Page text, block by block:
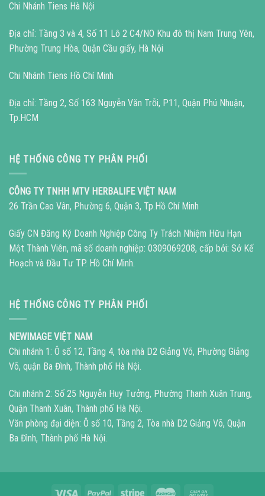
Chi Nhánh Tiens Hà Nội
Địa chỉ: Tầng 3 và 4, Số 11 Lô 2 C4/NO Khu đô thị Nam Trung Yên,
Phường Trung Hòa, Quận Cầu giấy, Hà Nội
Chi Nhánh Tiens Hồ Chí Minh
Địa chỉ: Tầng 2, Số 163 Nguyễn Văn Trỗi, P11, Quận Phú Nhuận,
Tp.HCM
HỆ THỐNG CÔNG TY PHÂN PHỐI
CÔNG TY TNHH MTV HERBALIFE VIỆT NAM
26 Trần Cao Vân, Phường 6, Quận 3, Tp.Hồ Chí Minh
Giấy CN Đăng Ký Doanh Nghiệp Công Ty Trách Nhiệm Hữu Hạn
Một Thành Viên, mã số doanh nghiệp: 0309069208, cấp bởi: Sở Kế
Hoạch và Đầu Tư TP. Hồ Chí Minh.
HỆ THỐNG CÔNG TY PHÂN PHỐI
NEWIMAGE VIỆT NAM
Chi nhánh 1: Ô số 12, Tầng 4, tòa nhà D2 Giảng Võ, Phường Giảng
Võ, quận Ba Đình, Thành phố Hà Nội.
Chi nhánh 2: Số 25 Nguyễn Huy Tưởng, Phường Thanh Xuân Trung,
Quận Thanh Xuân, Thành phố Hà Nội.
Văn phòng đại diện: Ô số 10, Tầng 2, Tòa nhà D2 Giảng Võ, Quận
Ba Đình, Thành phố Hà Nội.